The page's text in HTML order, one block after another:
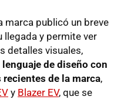
marca publicó un breve
llegada y permite ver
detalles visuales,
de diseño con
de la marca,
y Blazer EV, que se